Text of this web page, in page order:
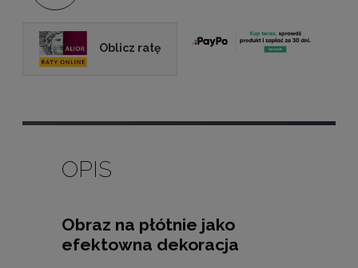
Oblicz ratę
OPIS
Obraz na płótnie jako
efektowna dekoracja